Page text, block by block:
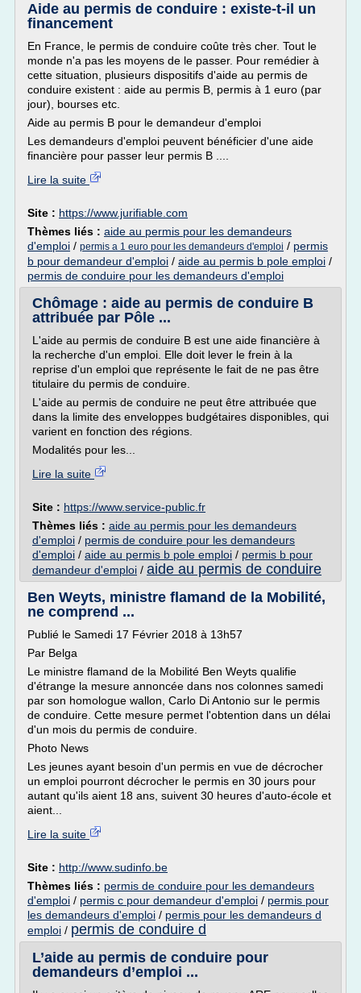
Aide au permis de conduire : existe-t-il un
financement
En France, le permis de conduire coûte très cher. Tout le
monde n'a pas les moyens de le passer. Pour remédier à
cette situation, plusieurs dispositifs d'aide au permis de
conduire existent : aide au permis B, permis à 1 euro (par
jour), bourses etc.
Aide au permis B pour le demandeur d'emploi
Les demandeurs d'emploi peuvent bénéficier d'une aide
financière pour passer leur permis B ....
Lire la suite
Site : https://www.jurifiable.com
Thèmes liés : aide au permis pour les demandeurs
d'emploi / permis a 1 euro pour les demandeurs d'emploi / permis
b pour demandeur d'emploi / aide au permis b pole emploi /
permis de conduire pour les demandeurs d'emploi
Chômage : aide au permis de conduire B
attribuée par Pôle ...
L'aide au permis de conduire B est une aide financière à
la recherche d'un emploi. Elle doit lever le frein à la
reprise d'un emploi que représente le fait de ne pas être
titulaire du permis de conduire.
L'aide au permis de conduire ne peut être attribuée que
dans la limite des enveloppes budgétaires disponibles, qui
varient en fonction des régions.
Modalités pour les...
Lire la suite
Site : https://www.service-public.fr
Thèmes liés : aide au permis pour les demandeurs
d'emploi / permis de conduire pour les demandeurs
d'emploi / aide au permis b pole emploi / permis b pour
demandeur d'emploi / aide au permis de conduire
Ben Weyts, ministre flamand de la Mobilité,
ne comprend ...
Publié le Samedi 17 Février 2018 à 13h57
Par Belga
Le ministre flamand de la Mobilité Ben Weyts qualifie
d'étrange la mesure annoncée dans nos colonnes samedi
par son homologue wallon, Carlo Di Antonio sur le permis
de conduire. Cette mesure permet l'obtention dans un délai
d'un mois du permis de conduire.
Photo News
Les jeunes ayant besoin d'un permis en vue de décrocher
un emploi pourront décrocher le permis en 30 jours pour
autant qu'ils aient 18 ans, suivent 30 heures d'auto-école et
aient...
Lire la suite
Site : http://www.sudinfo.be
Thèmes liés : permis de conduire pour les demandeurs
d'emploi / permis c pour demandeur d'emploi / permis pour
les demandeurs d'emploi / permis pour les demandeurs d
emploi / permis de conduire d
L’aide au permis de conduire pour
demandeurs d’emploi ...